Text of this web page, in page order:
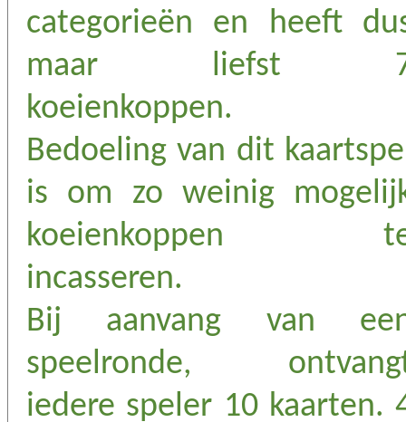
categorieën en heeft
maar liefst
koeienkoppen.
Bedoeling van dit
is om zo weinig
koeienkoppen
incasseren.
Bij aanvang van
speelronde,
iedere speler 10 kaarten.